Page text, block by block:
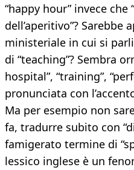
“happy hour” invece che
dell’aperitivo”?
ministeriale in cui si parli
di “teaching”? Sembra
hospital”, “training”,
pronunciata con
Ma per esempio non
fa, tradurre subito con
famigerato termine di
lessico inglese è un